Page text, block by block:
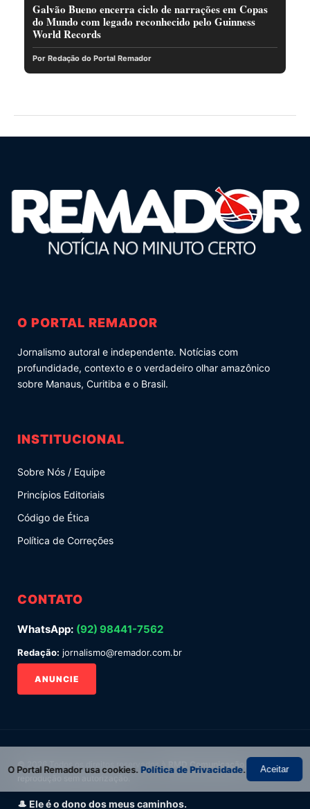
Galvão Bueno encerra ciclo de narrações em Copas
do Mundo com legado reconhecido pelo Guinness
World Records
Por Redação do Portal Remador
O PORTAL REMADOR
Jornalismo autoral e independente. Notícias com
profundidade, contexto e o verdadeiro olhar amazônico
sobre Manaus, Curitiba e o Brasil.
INSTITUCIONAL
Sobre Nós / Equipe
Princípios Editoriais
Código de Ética
Política de Correções
CONTATO
WhatsApp: (92) 98441-7562
Redação: jornalismo@remador.com.br
ANUNCIE
© 2026 Todos os direitos reservados à RMD Comunicação
. Proibida
🎩 Ele é o dono dos meus caminhos.
O Portal Remador usa cookies.Política de Privacidade. Aceitar